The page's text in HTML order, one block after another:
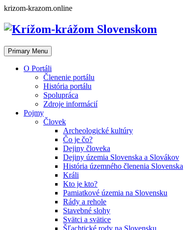
Skip
content
krizom-krazom.online
Primary Menu
O Portáli
Členenie portálu
História portálu
Spolupráca
Zdroje informácií
Pojmy
Človek
Archeologické kultúry
Čo je čo?
Dejiny človeka
Dejiny územia Slovenska a Slovákov
História územného členenia Slovenska
Králi
Kto je kto?
Pamiatkové územia na Slovensku
Rády a rehole
Stavebné slohy
Svätci a svätice
Šľachtické rody na Slovensku